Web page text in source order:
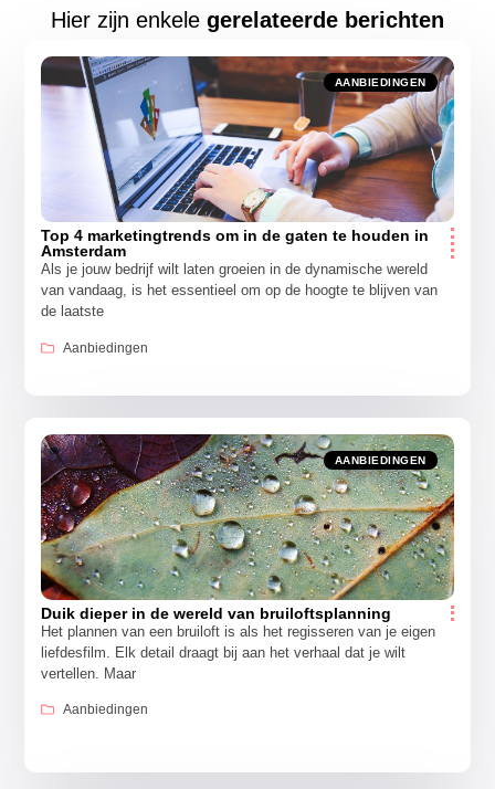
Hier zijn enkele gerelateerde berichten
AANBIEDINGEN
Top 4 marketingtrends om in de gaten te houden in
Amsterdam
Als je jouw bedrijf wilt laten groeien in de dynamische wereld
van vandaag, is het essentieel om op de hoogte te blijven van
de laatste
Aanbiedingen
AANBIEDINGEN
Duik dieper in de wereld van bruiloftsplanning
Het plannen van een bruiloft is als het regisseren van je eigen
liefdesfilm. Elk detail draagt bij aan het verhaal dat je wilt
vertellen. Maar
Aanbiedingen